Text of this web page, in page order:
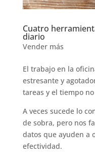
Cuatro
diario
Vender más
El trabajo en la
estresante y
tareas y el tiempo
A veces sucede lo
de sobra, pero nos
datos que ayuden a
efectividad.